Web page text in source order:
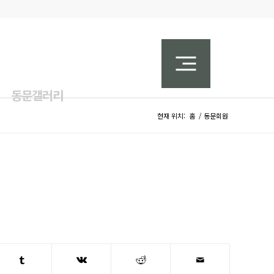
동문갤러리
현재 위치: 홈 / 동문회원